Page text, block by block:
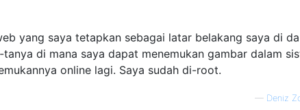
yang saya tetapkan sebagai latar belakang saya di
di mana saya dapat menemukan gambar dalam
online lagi. Saya sudah di-root.
— Deniz